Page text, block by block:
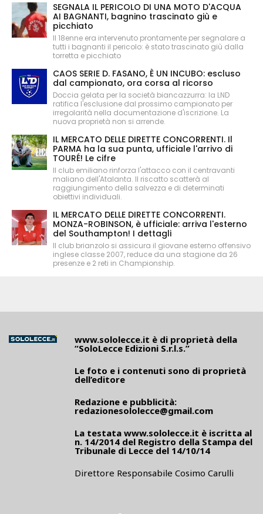
SEGNALA IL PERICOLO DI UNA MOTO D'ACQUA
AI BAGNANTI, bagnino trascinato giù e
picchiato
Il 18enne era intervenuto prontamente per segnalare a
tutti i bagnanti il pericolo: è stato trascinato giù dalla
torretta e picchiato
CAOS SERIE D. FASANO, È UN INCUBO: escluso
dal campionato, ora corsa al ricorso
Doccia gelata per la società biancazzurra: la LND
ratifica l'esclusione dal prossimo campionato per
irregolarità nella documentazione d'iscrizione. La
nuova proprietà non si arrende.
IL MERCATO DELLE DIRETTE CONCORRENTI. Il
PARMA ha la sua punta, ufficiale l'arrivo di
TOURÉ! Le cifre
Il club emiliano rinforza l'attacco con il centravanti
maliano dell'Atalanta. Il riscatto scatterà al
raggiungimento della salvezza e di determinati
obiettivi individuali.
IL MERCATO DELLE DIRETTE CONCORRENTI.
MONZA-ROBINSON, è ufficiale: arriva l'esterno
del Southampton! I dettagli
Il club brianzolo si assicura il giovane esterno offensivo
inglese classe 2007, reduce da una stagione da 26
presenze e 2 reti in Championship.
www.sololecce.it è di proprietà della
“SoloLecce Edizioni S.r.l.s.”
Le foto e i contenuti sono di proprietà
dell’editore
Redazione e pubblicità:
redazionesololecce@gmail.com
La testata www.sololecce.it è iscritta al
n. 14/2014 del Registro della Stampa del
Tribunale di Lecce del 14/10/14
Direttore Responsabile Cosimo Carulli